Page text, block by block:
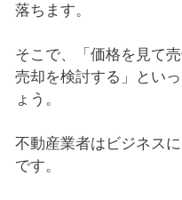
落ちます。
そこで、「価格を見て
売却を検討する」とい
ょう。
不動産業者はビジネス
です。